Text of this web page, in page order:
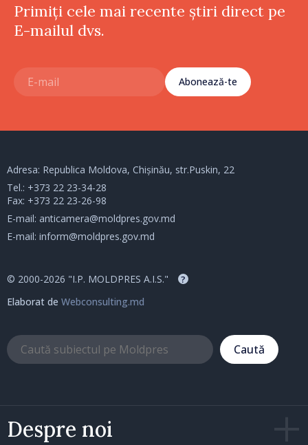
Primiți cele mai recente știri direct pe
E-mailul dvs.
Abonează-te
Despre noi
Adresa: Republica Moldova, Chișinău, str.Puskin, 22
Tel.: +373 22 23-34-28
Fax: +373 22 23-26-98
E-mail: anticamera@moldpres.gov.md
E-mail: inform@moldpres.gov.md
© 2000-2026 "I.P. MOLDPRES A.I.S." ?
Elaborat de Webconsulting.md
Caută